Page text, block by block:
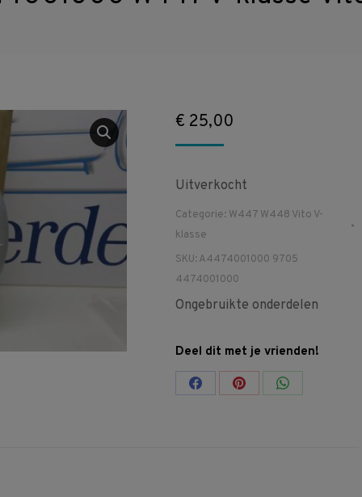
€ 25,00
Uitverkocht
Categorie: W447 W448 Vito V-
klasse
SKU:A4474001000 9705
4474001000
Ongebruikte onderdelen
Deel dit met je vrienden!
Share Share Share